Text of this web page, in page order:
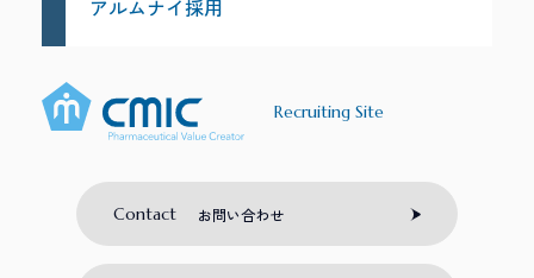
アルムナイ採用
Recruiting Site
Contact お問い合わせ